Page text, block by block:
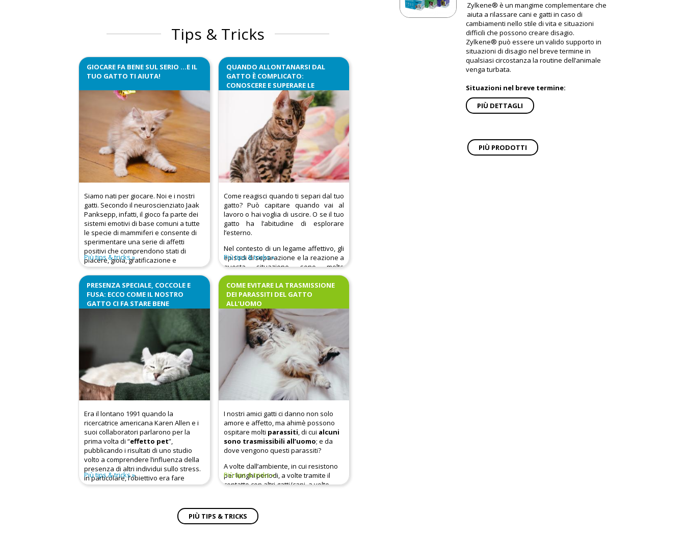
Tips & Tricks
GIOCARE FA BENE SUL SERIO …E IL
TUO GATTO TI AIUTA!
Siamo nati per giocare. Noi e i nostri
gatti. Secondo il neuroscienziato Jaak
Panksepp, infatti, il gioco fa parte dei
sistemi emotivi di base comuni a tutte
le specie di mammiferi e consente di
sperimentare una serie di affetti
positivi che comprendono stati di
piacere, gioia, gratificazione e
ricompensa.
Più tips & tricks
QUANDO ALLONTANARSI DAL
GATTO È COMPLICATO:
CONOSCERE E SUPERARE LE
DIFFICOLTÀ PIÙ COMUNI
Come reagisci quando ti separi dal tuo
gatto? Può capitare quando vai al
lavoro o hai voglia di uscire. O se il tuo
gatto ha l’abitudine di esplorare
l’esterno.
Nel contesto di un legame affettivo, gli
episodi di separazione e la reazione a
questa situazione sono molto
importanti per comprendere la qualità
della relazione e le modalità di
gestione delle emozioni.
Più tips & tricks
PRESENZA SPECIALE, COCCOLE E
FUSA: ECCO COME IL NOSTRO
GATTO CI FA STARE BENE
Era il lontano 1991 quando la
ricercatrice americana Karen Allen e i
suoi collaboratori parlarono per la
prima volta di “effetto pet”,
pubblicando i risultati di uno studio
volto a comprendere l’influenza della
presenza di altri individui sullo stress.
In particolare, l’obiettivo era fare
chiarezza sulle caratteristiche che
capace di ridurre l’attivazione del
sistema nervoso autonomo in una
Più tips & tricks
COME EVITARE LA TRASMISSIONE
DEI PARASSITI DEL GATTO
ALL’UOMO
I nostri amici gatti ci danno non solo
amore e affetto, ma ahimè possono
ospitare molti parassiti, di cui alcuni
sono trasmissibili all’uomo; e da
dove vengono questi parassiti?
A volte dall’ambiente, in cui resistono
per lunghi periodi, a volte tramite il
contatto con altri gatti/cani, a volte
(lucertole, uccellini…).
Più tips & tricks
PIÙ TIPS & TRICKS
Zylkene® è un mangime complementare che
aiuta a rilassare cani e gatti in caso di
cambiamenti nello stile di vita e situazioni
difficili che possono creare disagio.
Zylkene® può essere un valido supporto in
situazioni di disagio nel breve termine in
qualsiasi circostanza la routine dell’animale
venga turbata.
Situazioni nel breve termine:
PIÙ DETTAGLI
PIÙ PRODOTTI